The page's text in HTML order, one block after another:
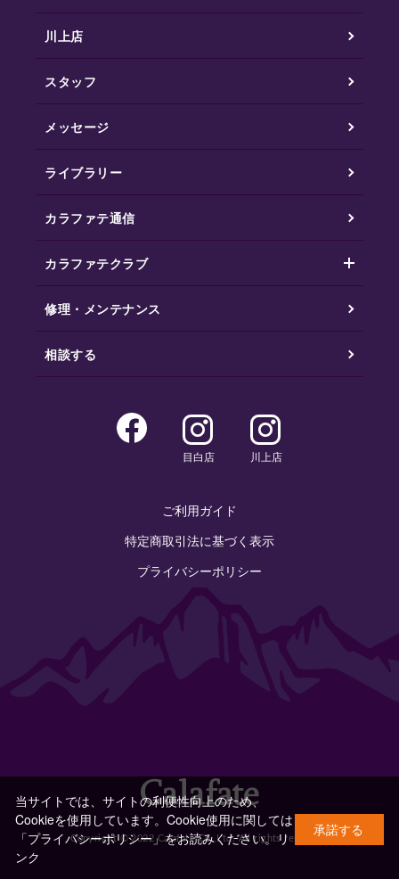
川上店
スタッフ
メッセージ
ライブラリー
カラファテ通信
カラファテクラブ
修理・メンテナンス
相談する
目白店 川上店
ご利用ガイド
特定商取引法に基づく表示
プライバシーポリシー
Copyright © 2022 Calafate Co.,Ltd. All rights reserved.
当サイトでは、サイトの利便性向上のため、
Cookieを使用しています。Cookie使用に関しては
「プライバシーポリシー」をお読みください。リ
ンク
承諾する